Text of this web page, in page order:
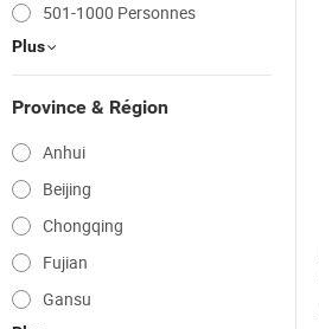
501-1000 Personnes
Plus
Province & Région
Anhui
Beijing
Chongqing
Fujian
Gansu